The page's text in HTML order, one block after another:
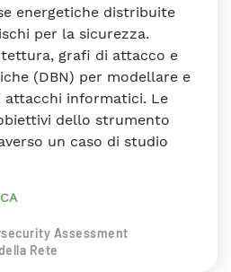
energetiche distribuite
per la sicurezza.
grafi di attacco e
(DBN) per modellare e
attacchi informatici. Le
dello strumento
un caso di studio
Assessment
Rete